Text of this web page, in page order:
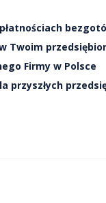
Twoim
Firmy w Polsce
przyszłych